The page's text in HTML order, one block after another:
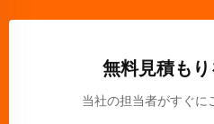
無料見積も
当社の担当者がすぐに